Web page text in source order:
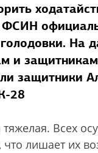
На
и
защитники
28
тяжелая. Всех
что лишает их